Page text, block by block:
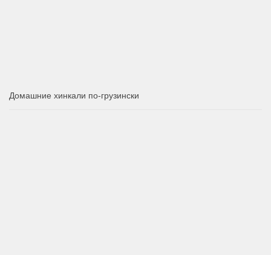
Домашние хинкали по-грузински